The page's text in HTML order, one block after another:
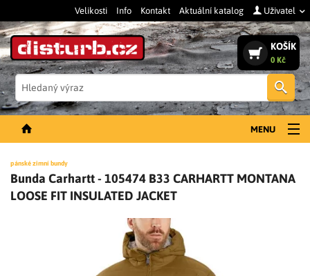
Velikosti Info Kontakt Aktuální katalog Uživatel
KOŠÍK
0 Kč
MENU
PÁNSKÉ OBLEČENÍ
pánské zimní bundy
Bunda Carhartt - 105474 B33 CARHARTT MONTANA
LOOSE FIT INSULATED JACKET